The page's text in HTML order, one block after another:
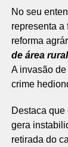
No seu
representa a
reforma
de área
A invasão
crime
Destaca
gera
retirada do